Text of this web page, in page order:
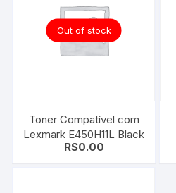
Out of stock
Toner Compatível com
Lexmark E450H11L Black
R$0.00